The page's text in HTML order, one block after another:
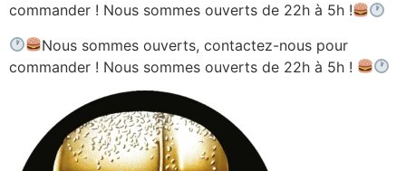
commander ! Nous sommes ouverts de 22h à 5h !
Nous sommes ouverts, contactez-nous pour
commander ! Nous sommes ouverts de 22h à 5h !